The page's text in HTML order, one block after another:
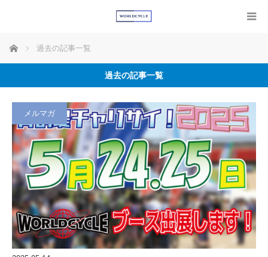
ホーム 過去の記事一覧
過去の記事一覧
メルマガ